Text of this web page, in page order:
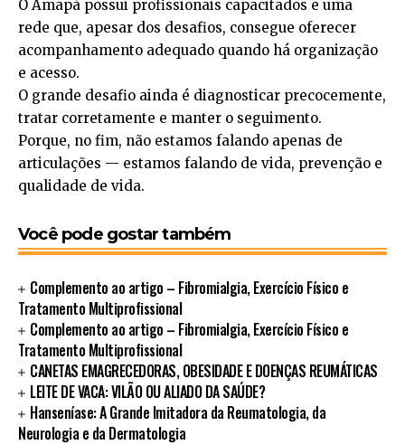
O Amapá possui profissionais capacitados e uma
rede que, apesar dos desafios, consegue oferecer
acompanhamento adequado quando há organização
e acesso.
O grande desafio ainda é diagnosticar precocemente,
tratar corretamente e manter o seguimento.
Porque, no fim, não estamos falando apenas de
articulações — estamos falando de vida, prevenção e
qualidade de vida.
Você pode gostar também
Complemento ao artigo – Fibromialgia, Exercício Físico e
Tratamento Multiprofissional
Complemento ao artigo – Fibromialgia, Exercício Físico e
Tratamento Multiprofissional
CANETAS EMAGRECEDORAS, OBESIDADE E DOENÇAS REUMÁTICAS
LEITE DE VACA: VILÃO OU ALIADO DA SAÚDE?
Hanseníase: A Grande Imitadora da Reumatologia, da
Neurologia e da Dermatologia